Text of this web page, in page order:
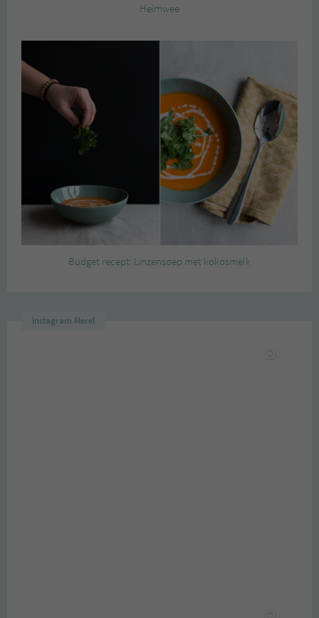
Heimwee
Budget recept: Linzensoep met kokosmelk
Instagram Merel